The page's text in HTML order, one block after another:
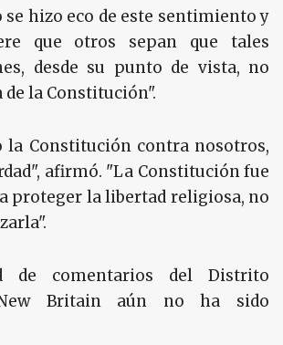
hizo eco de este sentimiento y
que otros sepan que tales
desde su punto de vista, no
la Constitución".
la Constitución contra nosotros,
afirmó. "La Constitución fue
proteger la libertad religiosa, no
de comentarios del Distrito
Britain aún no ha sido